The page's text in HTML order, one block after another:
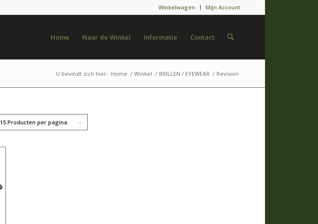
Winkelwagen Mijn Account
Home Naar de Winkel Informatie Contact
U bevindt zich hier: Home / Winkel / BRILLEN / EYEWEAR / Revision
15 Producten per pagina